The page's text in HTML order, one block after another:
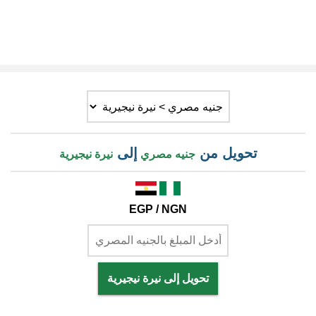
تحويل منجنيه مصري إلىنيرة نيجيرية
EGP / NGN
تحويل إلى نيرة نيجيرية